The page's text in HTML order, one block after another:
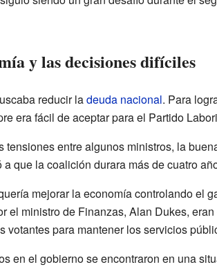
y las decisiones difíciles
reducir ladeuda nacional. Para
era fácil de aceptar para el Partido
tensiones entre algunos ministros, la
a que la coalición durara más de cuatro
mejorar la economía controlando el
el ministro de Finanzas, Alan Dukes,
votantes para mantener los servicios
en el gobierno se encontraron en una